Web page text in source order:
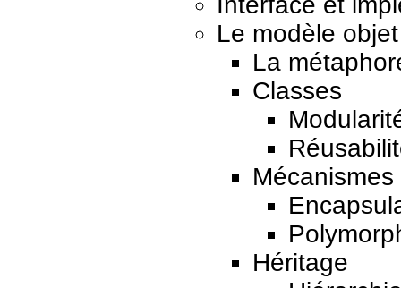
Le modèle objet
La
Classes
Héritage